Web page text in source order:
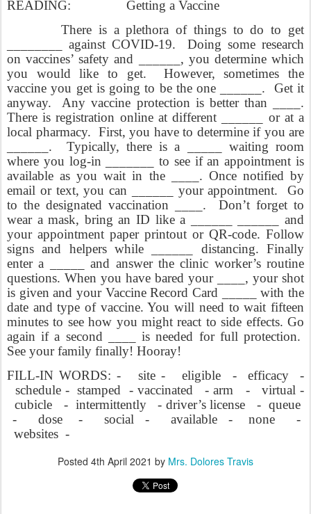
READING:
Getting a Vaccine
There is a plethora of things to do to get
________ against COVID-19.
Doing some research
on vaccines’ safety and ______, you determine which
you would like to get.
However, sometimes the
vaccine you get is going to be the one ______.
Get it
anyway.
Any vaccine protection is better than ____.
There is registration online at different ______ or at a
local pharmacy. First, you have to determine if you are
______.
Typically, there is a _____ waiting room
where you log-in _______ to see if an appointment is
available as you wait in the ____. Once notified by
email or text, you can ______ your appointment.
Go
to the designated vaccination ____.
Don’t forget to
wear a mask, bring an ID like a ______ ______ and
your appointment paper printout or QR-code. Follow
signs and helpers while ______ distancing. Finally
enter a _____ and answer the clinic worker’s routine
questions. When you have bared your ____, your shot
is given and your Vaccine Record Card _____ with the
date and type of vaccine. You will need to wait fifteen
minutes to see how you might react to side effects. Go
again if a second ____ is needed for full protection.
See your family finally! Hooray!
FILL-IN WORDS: -
site - eligible - efficacy
-
schedule - stamped - vaccinated - arm -
virtual -
cubicle
- intermittently - driver’s license - queue
-
dose - social - available - none
-
websites -
Posted 4th April 2021 by Mrs. Dolores Travis